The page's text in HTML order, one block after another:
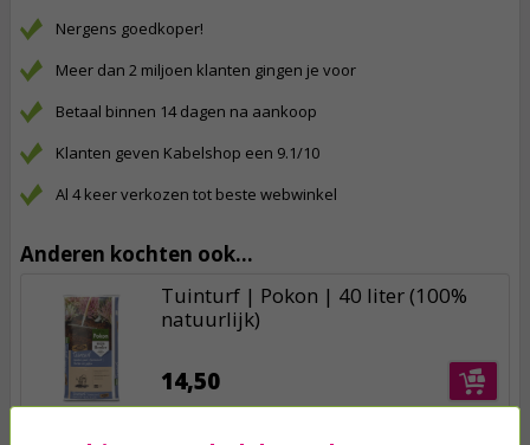
Nergens goedkoper!
Meer dan 2 miljoen klanten gingen je voor
Betaal binnen 14 dagen na aankoop
Klanten geven Kabelshop een 9.1/10
Al 4 keer verkozen tot beste webwinkel
Anderen kochten ook...
Tuinturf | Pokon | 40 liter (100%
natuurlijk)
14,50